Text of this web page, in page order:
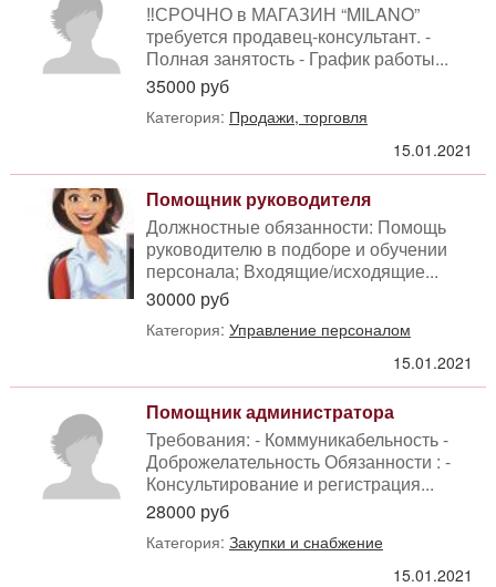
‼️СРОЧНО в МАГАЗИН “MILANO”
требуется продавец-консультант. -
Полная занятость - График работы...
35000 руб
Категория: Продажи, торговля
15.01.2021
Помощник руководителя
Должностные обязанности: Помощь
руководителю в подборе и обучении
персонала; Входящие/исходящие...
30000 руб
Категория: Управление персоналом
15.01.2021
Помощник администратора
Требования: - Коммуникабельность -
Доброжелательность Обязанности : -
Консультирование и регистрация...
28000 руб
Категория: Закупки и снабжение
15.01.2021